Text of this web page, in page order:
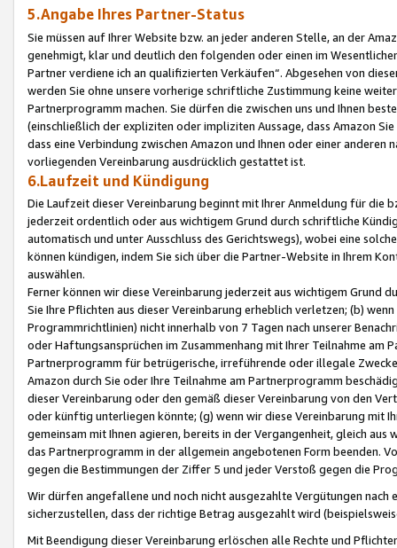
5.Angabe Ihres Partner-Status
Sie müssen auf Ihrer Website bzw. an jeder anderen Stelle, an der
genehmigt, klar und deutlich den folgenden oder einen im
Partner verdiene ich an qualifizierten Verkäufen“. Abgesehen von
werden Sie ohne unsere vorherige schriftliche Zustimmung keine
Partnerprogramm machen. Sie dürfen die zwischen uns und Ihnen
(einschließlich der expliziten oder impliziten Aussage, dass Amazon
dass eine Verbindung zwischen Amazon und Ihnen oder einer
vorliegenden Vereinbarung ausdrücklich gestattet ist.
6.Laufzeit und Kündigung
Die Laufzeit dieser Vereinbarung beginnt mit Ihrer Anmeldung für die
jederzeit ordentlich oder aus wichtigem Grund durch schriftliche
automatisch und unter Ausschluss des Gerichtswegs), wobei eine
können kündigen, indem Sie sich über die Partner-Website in Ihrem
auswählen.
Ferner können wir diese Vereinbarung jederzeit aus wichtigem Grund
Sie Ihre Pflichten aus dieser Vereinbarung erheblich verletzen; (b)
Programmrichtlinien) nicht innerhalb von 7 Tagen nach unserer
oder Haftungsansprüchen im Zusammenhang mit Ihrer Teilnahme am
Partnerprogramm für betrügerische, irreführende oder illegale
Amazon durch Sie oder Ihre Teilnahme am Partnerprogramm
dieser Vereinbarung oder den gemäß dieser Vereinbarung von den
oder künftig unterliegen könnte; (g) wenn wir diese Vereinbarung mit
gemeinsam mit Ihnen agieren, bereits in der Vergangenheit, gleich
das Partnerprogramm in der allgemein angebotenen Form beenden.
gegen die Bestimmungen der Ziffer 5 und jeder Verstoß gegen die
Wir dürfen angefallene und noch nicht ausgezahlte Vergütungen
sicherzustellen, dass der richtige Betrag ausgezahlt wird
Mit Beendigung dieser Vereinbarung erlöschen alle Rechte und